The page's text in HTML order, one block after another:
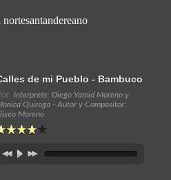
de mi Pueblo - Bambuco
Interprete: Diego Yamid Moreno y
Quiroga - Autor y Compositor:
Moreno